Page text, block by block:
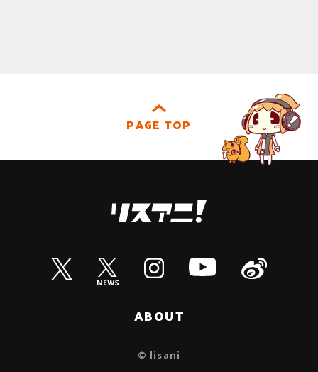
PAGE TOP
ABOUT
© lisani